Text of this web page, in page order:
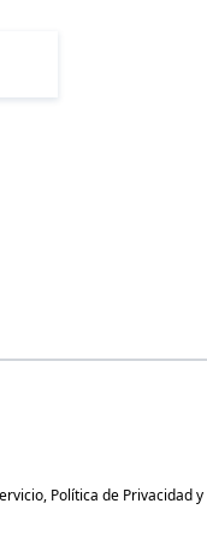
, Política de Privacidady